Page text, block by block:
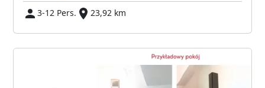
3-12 Pers.
23,92 km